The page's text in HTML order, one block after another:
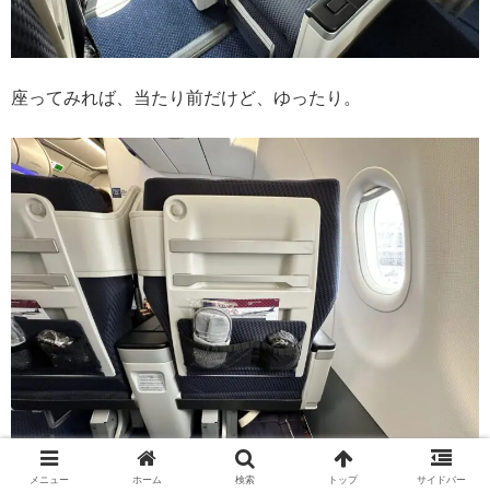
座ってみれば、当たり前だけど、ゆったり。
メニュー ホーム 検索 トップ サイドバー